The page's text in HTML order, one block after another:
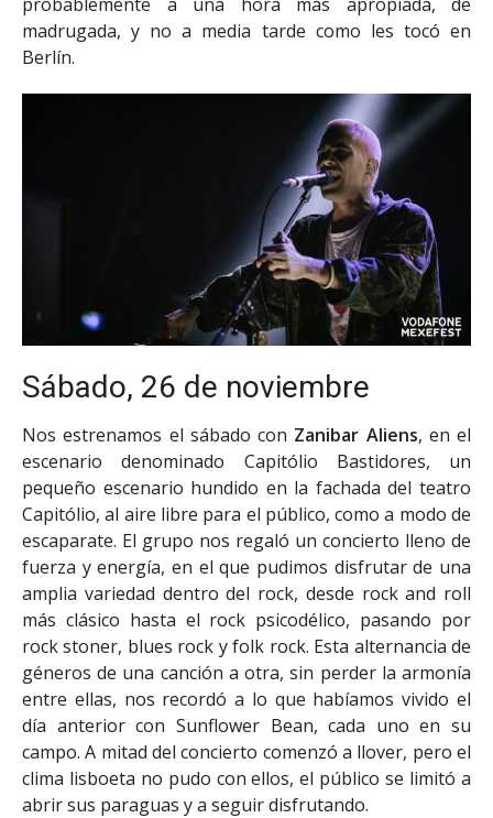
madrugada, y no a media tarde como les tocó en
Berlín.
Sábado, 26 de noviembre
Nos estrenamos el sábado con Zanibar Aliens, en el
escenario denominado Capitólio Bastidores, un
pequeño escenario hundido en la fachada del teatro
Capitólio, al aire libre para el público, como a modo de
escaparate. El grupo nos regaló un concierto lleno de
fuerza y energía, en el que pudimos disfrutar de una
amplia variedad dentro del rock, desde rock and roll
más clásico hasta el rock psicodélico, pasando por
rock stoner, blues rock y folk rock. Esta alternancia de
géneros de una canción a otra, sin perder la armonía
entre ellas, nos recordó a lo que habíamos vivido el
día anterior con Sunflower Bean, cada uno en su
campo. A mitad del concierto comenzó a llover, pero el
clima lisboeta no pudo con ellos, el público se limitó a
abrir sus paraguas y a seguir disfrutando.